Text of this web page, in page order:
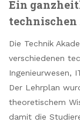
Ein
Die Technik
verschiedenen
Ingenieurwesen,
Der Lehrplan
theoretischem
damit die